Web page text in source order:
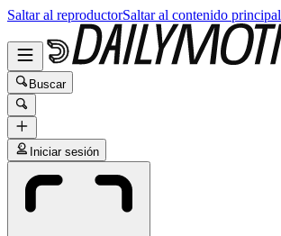
Saltar al reproductorSaltar al contenido principal
Buscar
Iniciar sesión